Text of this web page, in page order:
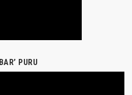
BAR’ PURU